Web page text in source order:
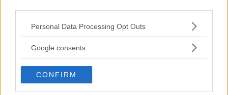
Please note that this website/app uses one or more Google
not limited to your visit or usage behaviour. You may click to
use your data for below specified purposes in below Google
consent section.
Personal Data Processing Opt Outs
Google consents
CONFIRM
MISSA INTE KOMMANDE ARTIKLAR OM
TOYOTA
Få vårt nyhetsbrev utan kostnad